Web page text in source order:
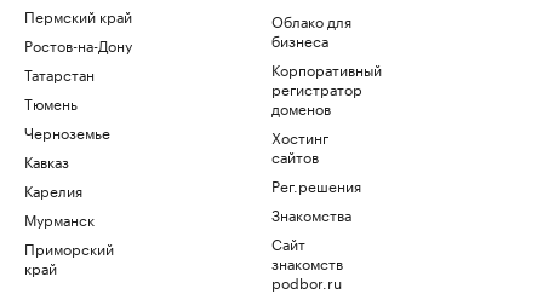
Пермский край
Ростов-на-Дону
Татарстан
Тюмень
Черноземье
Кавказ
Карелия
Мурманск
Приморский
край
Облако для
бизнеса
Корпоративный
регистратор
доменов
Хостинг
сайтов
Рег.решения
Знакомства
Сайт
знакомств
podbor.ru